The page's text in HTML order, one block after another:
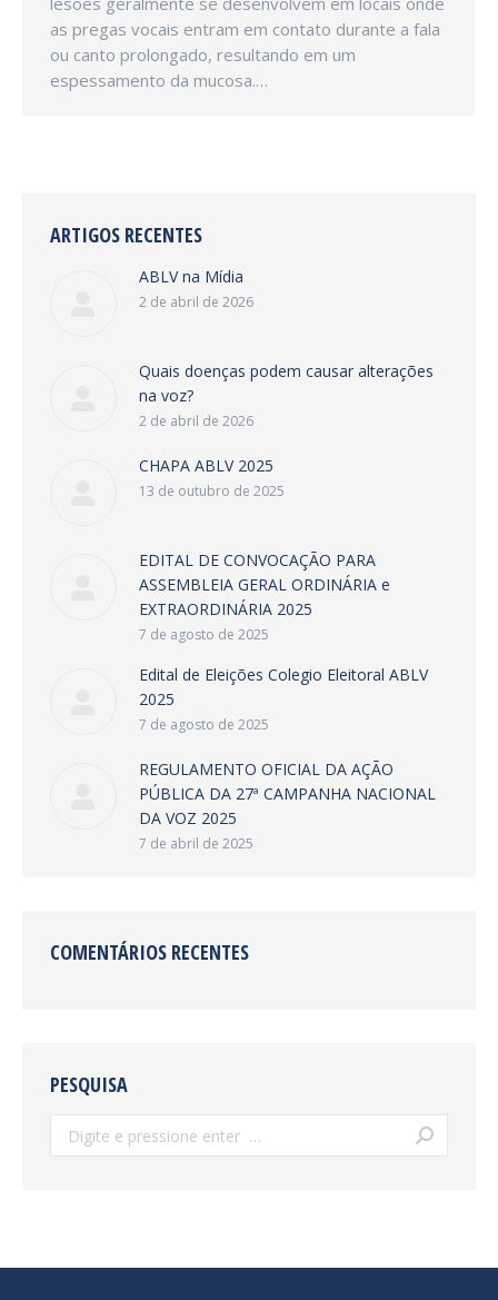
as pregas vocais entram em contato durante a fala
ou canto prolongado, resultando em um
espessamento da mucosa.…
ARTIGOS RECENTES
ABLV na Mídia
2 de abril de 2026
Quais doenças podem causar alterações
na voz?
2 de abril de 2026
CHAPA ABLV 2025
13 de outubro de 2025
EDITAL DE CONVOCAÇÃO PARA
ASSEMBLEIA GERAL ORDINÁRIA e
EXTRAORDINÁRIA 2025
7 de agosto de 2025
Edital de Eleições Colegio Eleitoral ABLV
2025
7 de agosto de 2025
REGULAMENTO OFICIAL DA AÇÃO
PÚBLICA DA 27ª CAMPANHA NACIONAL
DA VOZ 2025
7 de abril de 2025
COMENTÁRIOS RECENTES
PESQUISA
Search: